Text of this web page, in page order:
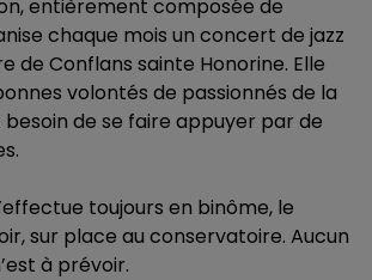
entièrement composée de
chaque mois un concert de jazz
de Conflans sainte Honorine. Elle
volontés de passionnés de la
besoin de se faire appuyer par de
toujours en binôme, le
sur place au conservatoire. Aucun
à prévoir.